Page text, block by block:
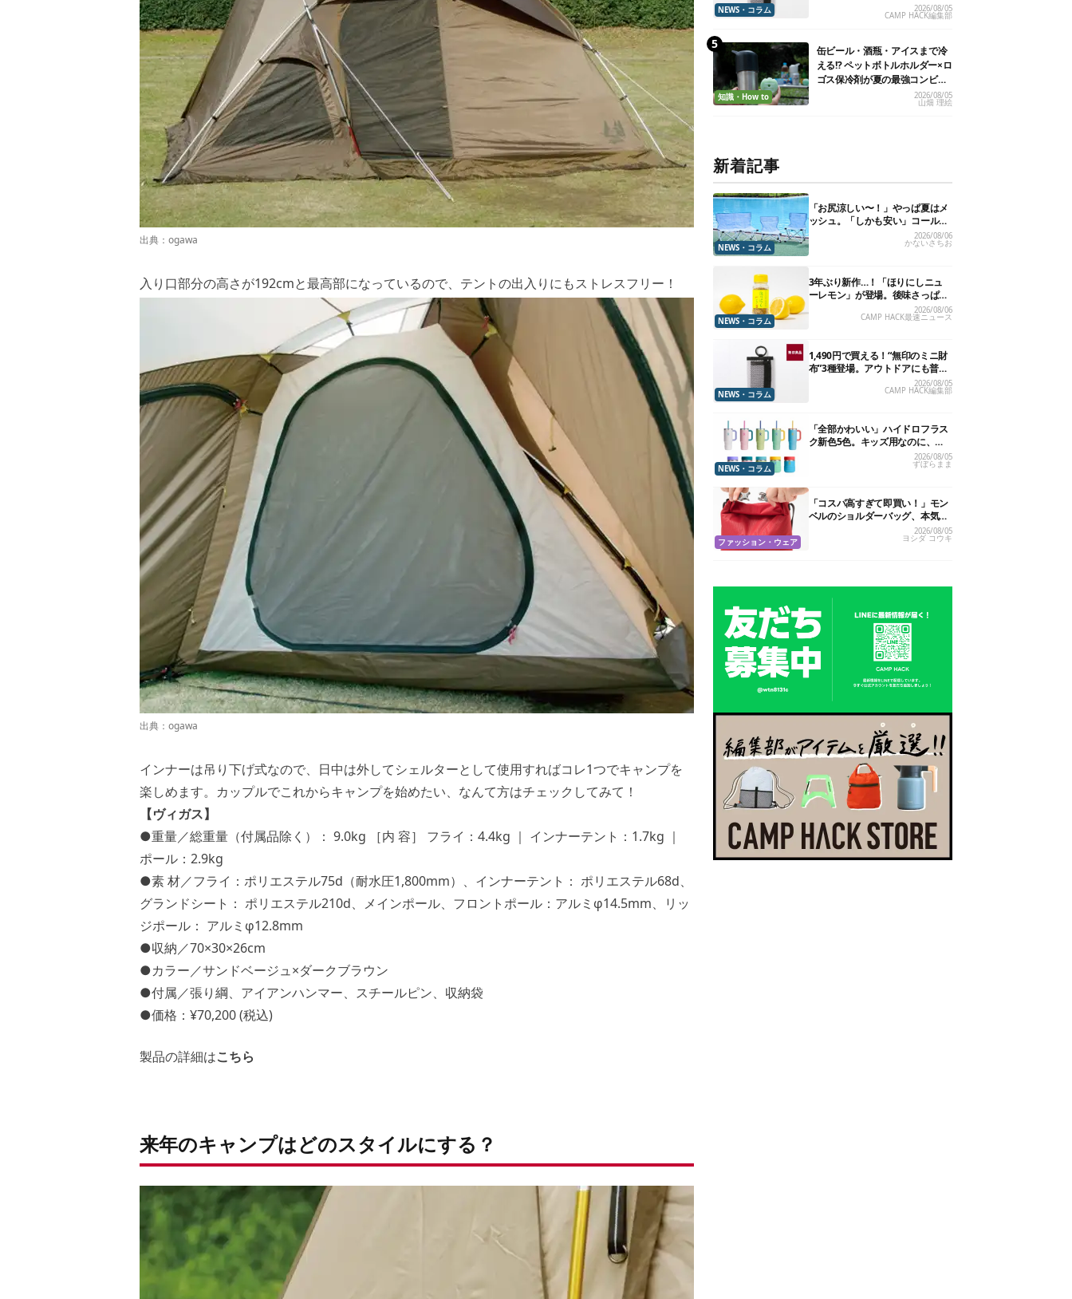
出典： ogawa
入り口部分の高さが192cmと最高部になっているので、テントの出入りにもストレスフリー！
出典： ogawa
インナーは吊り下げ式なので、日中は外してシェルターとして使用すればコレ1つでキャンプを
楽しめます。カップルでこれからキャンプを始めたい、なんて方はチェックしてみて！
【ヴィガス】
●重量／総重量（付属品除く）： 9.0kg ［内 容］ フライ：4.4kg ｜ インナーテント：1.7kg ｜
ポール：2.9kg
●素 材／フライ：ポリエステル75d（耐水圧1,800mm）、インナーテント： ポリエステル68d、
グランドシート： ポリエステル210d、メインポール、フロントポール：アルミφ14.5mm、リッ
ジポール： アルミφ12.8mm
●収納／70×30×26cm
●カラー／サンドベージュ×ダークブラウン
●付属／張り綱、アイアンハンマー、スチールピン、収納袋
●価格：¥70,200 (税込)
製品の詳細はこちら
来年のキャンプはどのスタイルにする？
NEWS・コラム 2026/08/05
CAMP HACK編集部
知識・How to
缶ビール・酒瓶・アイスまで冷
える!? ペットボトルホルダー×ロ
ゴス保冷剤が夏の最強コンビだ
2026/08/05
山畑 理絵
新着記事
NEWS・コラム
「お尻涼しい〜！」やっぱ夏はメ
ッシュ。「しかも安い」コールマ
ン今年の新作は、カラーもさわや
かです
2026/08/06
かないさちお
NEWS・コラム
3年ぶり新作…！「ほりにしニュ
ーレモン」が登場。後味さっぱり
の万能スパイス！【8月21日発
2026/08/06
CAMP HACK最速ニュース
NEWS・コラム
1,490円で買える！“無印のミニ財
布”3種登場。アウトドアにも普段
2026/08/05
CAMP HACK編集部
NEWS・コラム
「全部かわいい」ハイドロフラス
ク新色5色。キッズ用なのに、大
2026/08/05
ずぼらまま
ファッション・ウェア
「コスパ高すぎて即買い！」モン
ベルのショルダーバッグ、本気で
2026/08/05
ヨシダ コウキ